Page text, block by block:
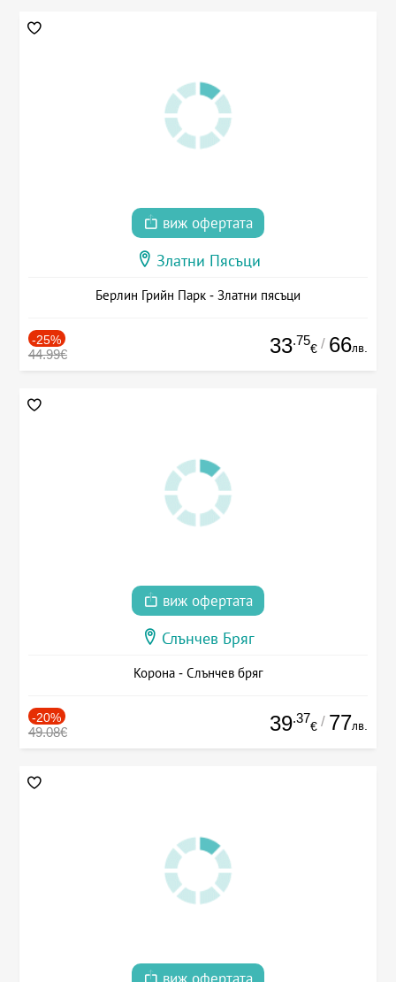
виж офертата
Златни Пясъци
Берлин Грийн Парк - Златни пясъци
-25%
44.99€ 33.75
€ / 66лв.
виж офертата
Слънчев Бряг
Корона - Слънчев бряг
-20%
49.08€ 39.37
€ / 77лв.
виж офертата